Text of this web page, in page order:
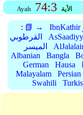
Ayah 74:3 الأية
: 📗 →
القرطوبي
الميسر
Albanian
Bangla
German
Hausa
Malayalam
Persian
Swahili